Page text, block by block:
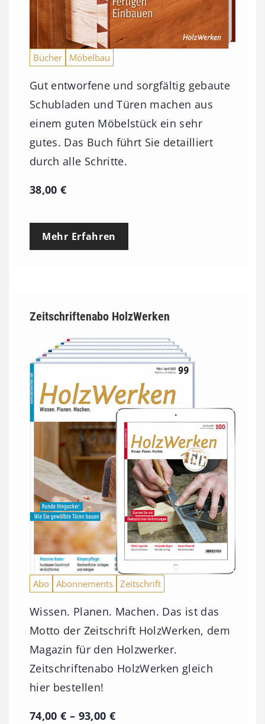
Bücher Möbelbau
Gut entworfene und sorgfältig gebaute
Schubladen und Türen machen aus
einem guten Möbelstück ein sehr
gutes. Das Buch führt Sie detailliert
durch alle Schritte.
38,00€
Mehr Erfahren
Zeitschriftenabo HolzWerken
Abo Abonnements Zeitschrift
Wissen. Planen. Machen. Das ist das
Motto der Zeitschrift HolzWerken, dem
Magazin für den Holzwerker.
Zeitschriftenabo HolzWerken gleich
hier bestellen!
74,00€ – 93,00 €P